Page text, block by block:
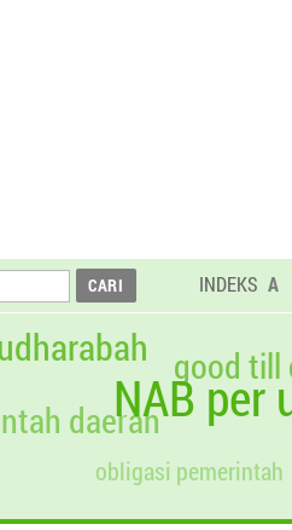
INDEKS A
NAB per
obligasi pemerintah
daerah
good till